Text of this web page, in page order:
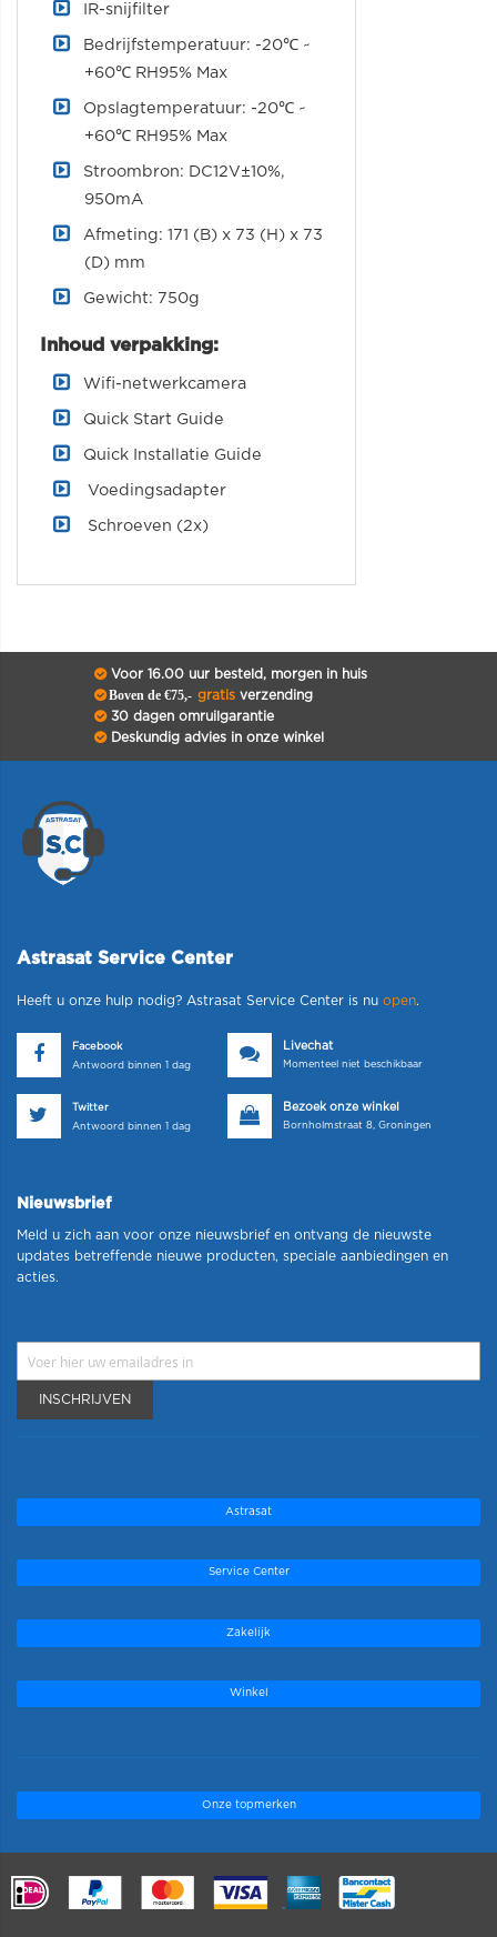
IR-snijfilter
Bedrijfstemperatuur: -20℃ ~
+60℃ RH95% Max
Opslagtemperatuur: -20℃ ~
+60℃ RH95% Max
Stroombron: DC12V±10%,
950mA
Afmeting: 171 (B) x 73 (H) x 73
(D) mm
Gewicht: 750g
Inhoud verpakking:
Wifi-netwerkcamera
Quick Start Guide
Quick Installatie Guide
Voedingsadapter
Schroeven (2x)
Voor 16.00 uur besteld, morgen in huis
Boven de €75,- gratisverzending
30 dagen omruilgarantie
Deskundig advies in onze winkel
Astrasat Service Center
Heeft u onze hulp nodig? Astrasat Service Center is nu open.
Facebook
Antwoord binnen 1 dag
Livechat
Momenteel niet beschikbaar
Twitter
Antwoord binnen 1 dag
Bezoek onze winkel
Bornholmstraat 8, Groningen
Nieuwsbrief
Meld u zich aan voor onze nieuwsbrief en ontvang de nieuwste
updates betreffende nieuwe producten, speciale aanbiedingen en
acties.
INSCHRIJVEN
Astrasat
Service Center
Zakelijk
Winkel
Onze topmerken
.